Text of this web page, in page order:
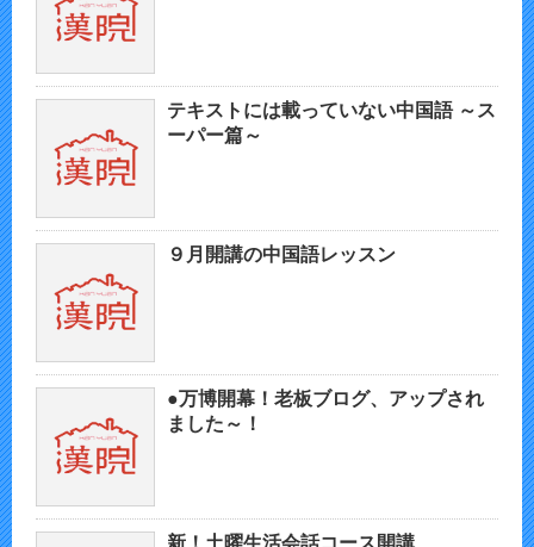
テキストには載っていない中国語 ～ス
ーパー篇～
９月開講の中国語レッスン
●万博開幕！老板ブログ、アップされ
ました～！
新！土曜生活会話コース開講